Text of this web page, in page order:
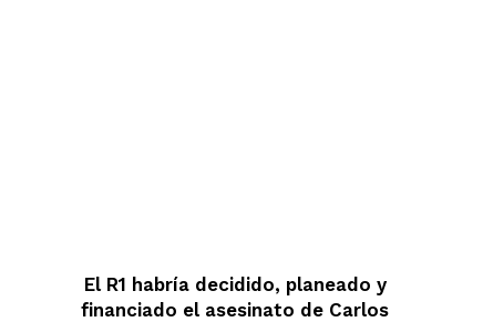
El R1 habría decidido, planeado y
financiado el asesinato de Carlos